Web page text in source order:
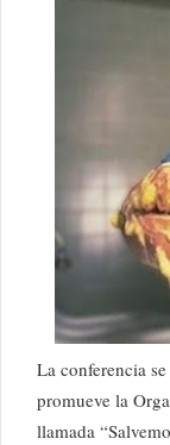
La conferencia
promueve la
llamada